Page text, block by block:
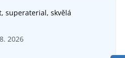
superaterial, skvělá
2026